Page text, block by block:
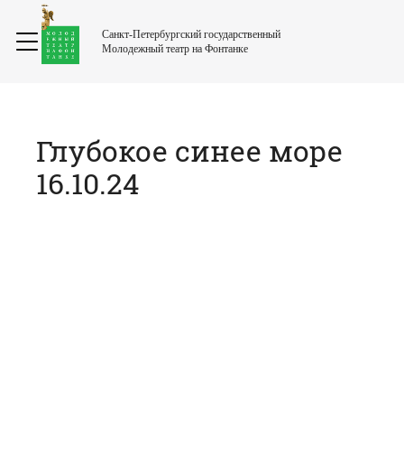
Санкт-Петербургский государственный
Молодежный театр на Фонтанке
Глубокое синее море
16.10.24